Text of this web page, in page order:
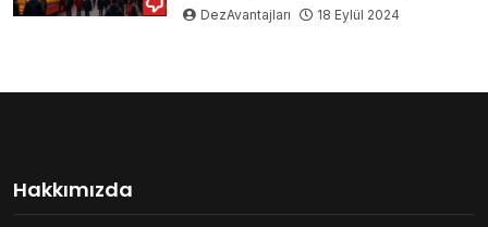
DezAvantajları 18 Eylül 2024
Hakkımızda